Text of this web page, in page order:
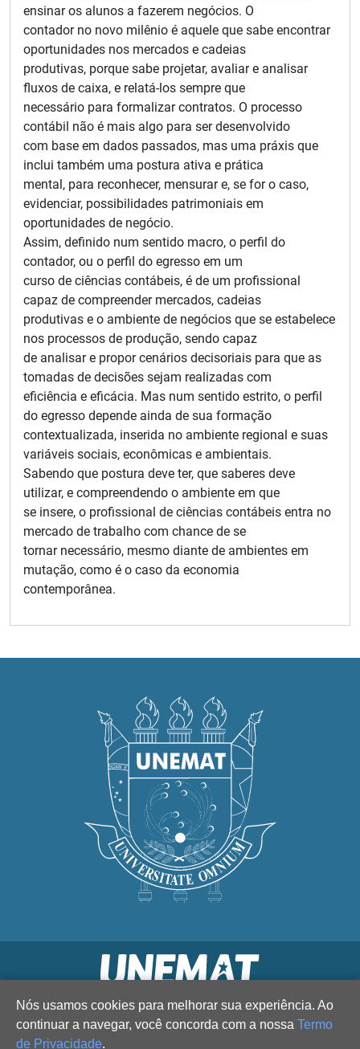
ensinar os alunos a fazerem negócios. O
contador no novo milênio é aquele que sabe encontrar
oportunidades nos mercados e cadeias
produtivas, porque sabe projetar, avaliar e analisar
fluxos de caixa, e relatá-los sempre que
necessário para formalizar contratos. O processo
contábil não é mais algo para ser desenvolvido
com base em dados passados, mas uma práxis que
inclui também uma postura ativa e prática
mental, para reconhecer, mensurar e, se for o caso,
evidenciar, possibilidades patrimoniais em
oportunidades de negócio.
Assim, definido num sentido macro, o perfil do
contador, ou o perfil do egresso em um
curso de ciências contábeis, é de um profissional
capaz de compreender mercados, cadeias
produtivas e o ambiente de negócios que se estabelece
nos processos de produção, sendo capaz
de analisar e propor cenários decisoriais para que as
tomadas de decisões sejam realizadas com
eficiência e eficácia. Mas num sentido estrito, o perfil
do egresso depende ainda de sua formação
contextualizada, inserida no ambiente regional e suas
variáveis sociais, econômicas e ambientais.
Sabendo que postura deve ter, que saberes deve
utilizar, e compreendendo o ambiente em que
se insere, o profissional de ciências contábeis entra no
mercado de trabalho com chance de se
tornar necessário, mesmo diante de ambientes em
mutação, como é o caso da economia
contemporânea.
Nós usamos cookies para melhorar sua experiência. Ao
continuar a navegar, você concorda com a nossa Termo
de Privacidade.